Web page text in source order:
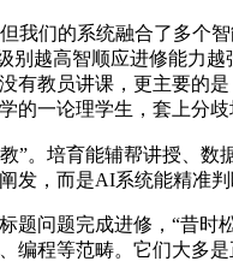
们的系统融合了多个智
别越高智顺应进修能力
有教员讲课，更主要的
的一论理学生，套上分歧
”。培育能辅帮讲授、
发，而是AI系统能精准
问题完成进修，“昔时
编程等范畴。它们大多